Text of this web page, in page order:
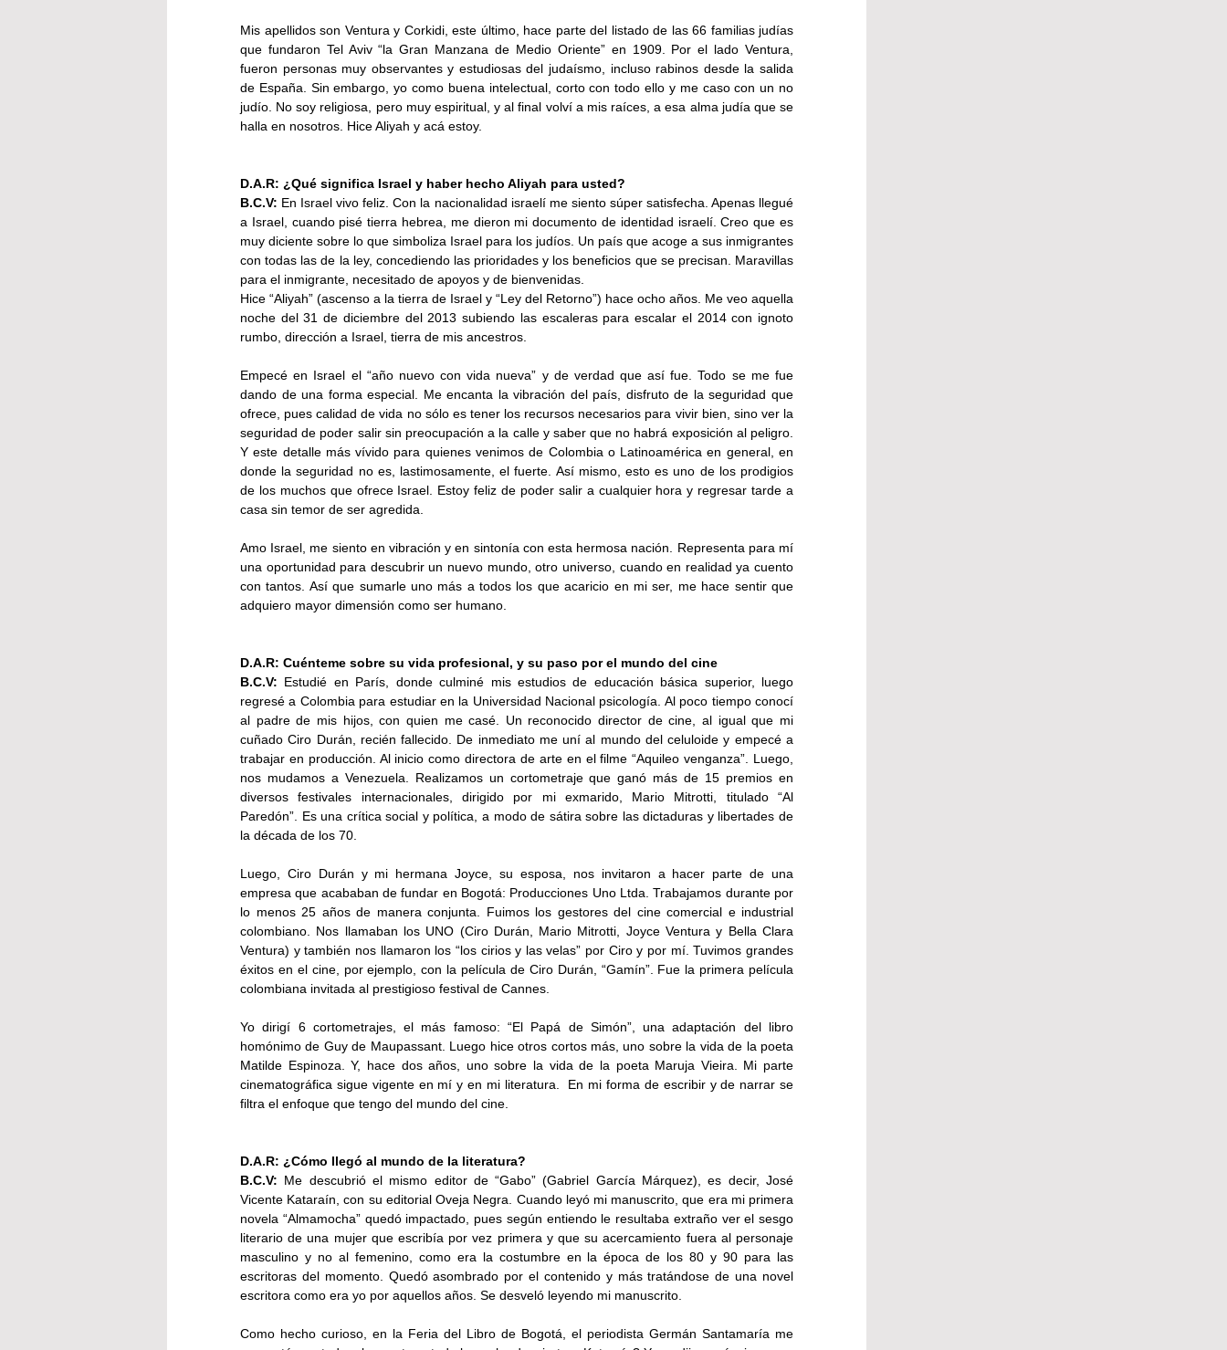
Mis apellidos son Ventura y Corkidi, este último, hace parte del listado de las 66 familias judías
que fundaron Tel Aviv “la Gran Manzana de Medio Oriente” en 1909. Por el lado Ventura,
fueron personas muy observantes y estudiosas del judaísmo, incluso rabinos desde la salida
de España. Sin embargo, yo como buena intelectual, corto con todo ello y me caso con un no
judío. No soy religiosa, pero muy espiritual, y al final volví a mis raíces, a esa alma judía que se
halla en nosotros. Hice Aliyah y acá estoy.
D.A.R: ¿Qué significa Israel y haber hecho Aliyah para usted?
B.C.V: En Israel vivo feliz. Con la nacionalidad israelí me siento súper satisfecha. Apenas llegué
a Israel, cuando pisé tierra hebrea, me dieron mi documento de identidad israelí. Creo que es
muy diciente sobre lo que simboliza Israel para los judíos. Un país que acoge a sus inmigrantes
con todas las de la ley, concediendo las prioridades y los beneficios que se precisan. Maravillas
para el inmigrante, necesitado de apoyos y de bienvenidas.
Hice “Aliyah” (ascenso a la tierra de Israel y “Ley del Retorno”) hace ocho años. Me veo aquella
noche del 31 de diciembre del 2013 subiendo las escaleras para escalar el 2014 con ignoto
rumbo, dirección a Israel, tierra de mis ancestros.
Empecé en Israel el “año nuevo con vida nueva” y de verdad que así fue. Todo se me fue
dando de una forma especial. Me encanta la vibración del país, disfruto de la seguridad que
ofrece, pues calidad de vida no sólo es tener los recursos necesarios para vivir bien, sino ver la
seguridad de poder salir sin preocupación a la calle y saber que no habrá exposición al peligro.
Y este detalle más vívido para quienes venimos de Colombia o Latinoamérica en general, en
donde la seguridad no es, lastimosamente, el fuerte. Así mismo, esto es uno de los prodigios
de los muchos que ofrece Israel. Estoy feliz de poder salir a cualquier hora y regresar tarde a
casa sin temor de ser agredida.
Amo Israel, me siento en vibración y en sintonía con esta hermosa nación. Representa para mí
una oportunidad para descubrir un nuevo mundo, otro universo, cuando en realidad ya cuento
con tantos. Así que sumarle uno más a todos los que acaricio en mi ser, me hace sentir que
adquiero mayor dimensión como ser humano.
D.A.R: Cuénteme sobre su vida profesional, y su paso por el mundo del cine
B.C.V: Estudié en París, donde culminé mis estudios de educación básica superior, luego
regresé a Colombia para estudiar en la Universidad Nacional psicología. Al poco tiempo conocí
al padre de mis hijos, con quien me casé. Un reconocido director de cine, al igual que mi
cuñado Ciro Durán, recién fallecido. De inmediato me uní al mundo del celuloide y empecé a
trabajar en producción. Al inicio como directora de arte en el filme “Aquileo venganza”. Luego,
nos mudamos a Venezuela. Realizamos un cortometraje que ganó más de 15 premios en
diversos festivales internacionales, dirigido por mi exmarido, Mario Mitrotti, titulado “Al
Paredón”. Es una crítica social y política, a modo de sátira sobre las dictaduras y libertades de
la década de los 70.
Luego, Ciro Durán y mi hermana Joyce, su esposa, nos invitaron a hacer parte de una
empresa que acababan de fundar en Bogotá: Producciones Uno Ltda. Trabajamos durante por
lo menos 25 años de manera conjunta. Fuimos los gestores del cine comercial e industrial
colombiano. Nos llamaban los UNO (Ciro Durán, Mario Mitrotti, Joyce Ventura y Bella Clara
Ventura) y también nos llamaron los “los cirios y las velas” por Ciro y por mí. Tuvimos grandes
éxitos en el cine, por ejemplo, con la película de Ciro Durán, “Gamín”. Fue la primera película
colombiana invitada al prestigioso festival de Cannes.
Yo dirigí 6 cortometrajes, el más famoso: “El Papá de Simón”, una adaptación del libro
homónimo de Guy de Maupassant. Luego hice otros cortos más, uno sobre la vida de la poeta
Matilde Espinoza. Y, hace dos años, uno sobre la vida de la poeta Maruja Vieira. Mi parte
cinematográfica sigue vigente en mí y en mi literatura.  En mi forma de escribir y de narrar se
filtra el enfoque que tengo del mundo del cine.
D.A.R: ¿Cómo llegó al mundo de la literatura?
B.C.V: Me descubrió el mismo editor de “Gabo” (Gabriel García Márquez), es decir, José
Vicente Kataraín, con su editorial Oveja Negra. Cuando leyó mi manuscrito, que era mi primera
novela “Almamocha” quedó impactado, pues según entiendo le resultaba extraño ver el sesgo
literario de una mujer que escribía por vez primera y que su acercamiento fuera al personaje
masculino y no al femenino, como era la costumbre en la época de los 80 y 90 para las
escritoras del momento. Quedó asombrado por el contenido y más tratándose de una novel
escritora como era yo por aquellos años. Se desveló leyendo mi manuscrito.
Como hecho curioso, en la Feria del Libro de Bogotá, el periodista Germán Santamaría me